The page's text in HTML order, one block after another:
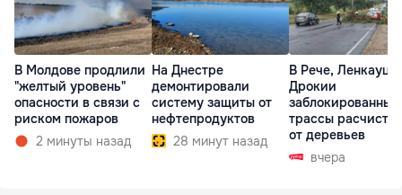
В Молдове продлили
"желтый уровень"
опасности в связи с
риском пожаров
2 минуты назад
На Днестре
демонтировали
систему защиты от
нефтепродуктов
28 минут назад
В Рече,
Дрокии
заблокированные
трассы
от деревьев
вчера